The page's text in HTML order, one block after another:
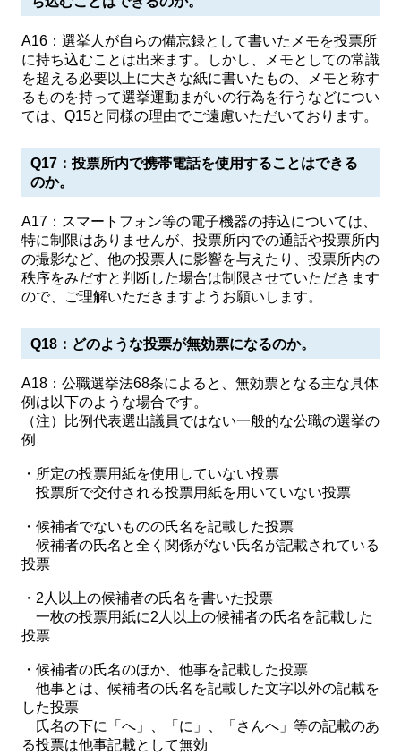
A16：選挙人が自らの備忘録として書いたメモを投票所
に持ち込むことは出来ます。しかし、メモとしての常識
を超える必要以上に大きな紙に書いたもの、メモと称す
るものを持って選挙運動まがいの行為を行うなどについ
ては、Q15と同様の理由でご遠慮いただいております。
Q17：投票所内で携帯電話を使用することはできる
のか。
A17：スマートフォン等の電子機器の持込については、
特に制限はありませんが、投票所内での通話や投票所内
の撮影など、他の投票人に影響を与えたり、投票所内の
秩序をみだすと判断した場合は制限させていただきます
ので、ご理解いただきますようお願いします。
Q18：どのような投票が無効票になるのか。
A18：公職選挙法68条によると、無効票となる主な具体
例は以下のような場合です。
（注）比例代表選出議員ではない一般的な公職の選挙の
例
・所定の投票用紙を使用していない投票
投票所で交付される投票用紙を用いていない投票
・候補者でないものの氏名を記載した投票
候補者の氏名と全く関係がない氏名が記載されている
投票
・2人以上の候補者の氏名を書いた投票
一枚の投票用紙に2人以上の候補者の氏名を記載した
投票
・候補者の氏名のほか、他事を記載した投票
他事とは、候補者の氏名を記載した文字以外の記載を
した投票
氏名の下に「へ」、「に」、「さんへ」等の記載のあ
る投票は他事記載として無効